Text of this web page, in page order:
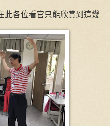
此各位看官只能欣賞到這幾